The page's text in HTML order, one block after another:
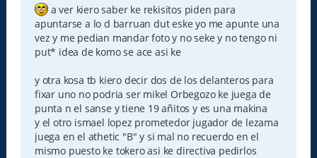
s
a
j
e
a ver kiero saber ke rekisitos piden para
apuntarse a lo d barruan dut eske yo me apunte una
vez y me pedian mandar foto y no seke y no tengo ni
put* idea de komo se ace asi ke
y otra kosa tb kiero decir dos de los delanteros para
fixar uno no podria ser mikel Orbegozo ke juega de
punta n el sanse y tiene 19 añitos y es una makina
y el otro ismael lopez prometedor jugador de lezama
juega en el athetic "B" y si mal no recuerdo en el
mismo puesto ke tokero asi ke directiva pedirlos